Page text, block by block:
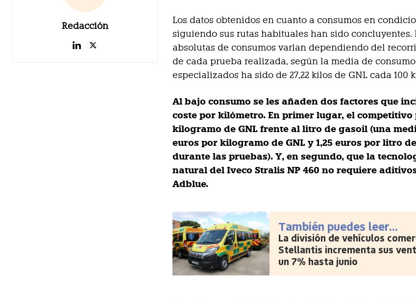
Redacción
Los datos obtenidos en cuanto a consumos en
siguiendo sus rutas habituales han sido concluyentes.
absolutas de consumos varían dependiendo del
de cada prueba realizada, según la media de
especializados ha sido de 27,22 kilos de GNL cada 100
Al bajo consumo se les añaden dos factores que
coste por kilómetro. En primer lugar, el competitivo
kilogramo de GNL frente al litro de gasoil (una
euros por kilogramo de GNL y 1,25 euros por litro
durante las pruebas). Y, en segundo, que la
natural del Iveco Stralis NP 460 no requiere
Adblue.
También puedes leer...
La división de vehículos
Stellantis incrementa sus
un 7% hasta junio